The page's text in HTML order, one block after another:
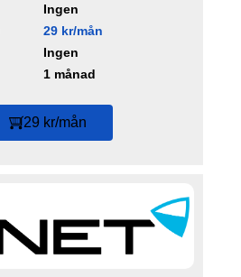
Ingen
29 kr/mån
Ingen
1 månad
29 kr/mån